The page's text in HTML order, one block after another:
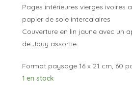
Pages intérieures vierges ivoires
papier de soie intercalaires
Couverture en lin jaune avec un
de Jouy assortie.
Format paysage 16 x 21 cm, 60
1 en stock